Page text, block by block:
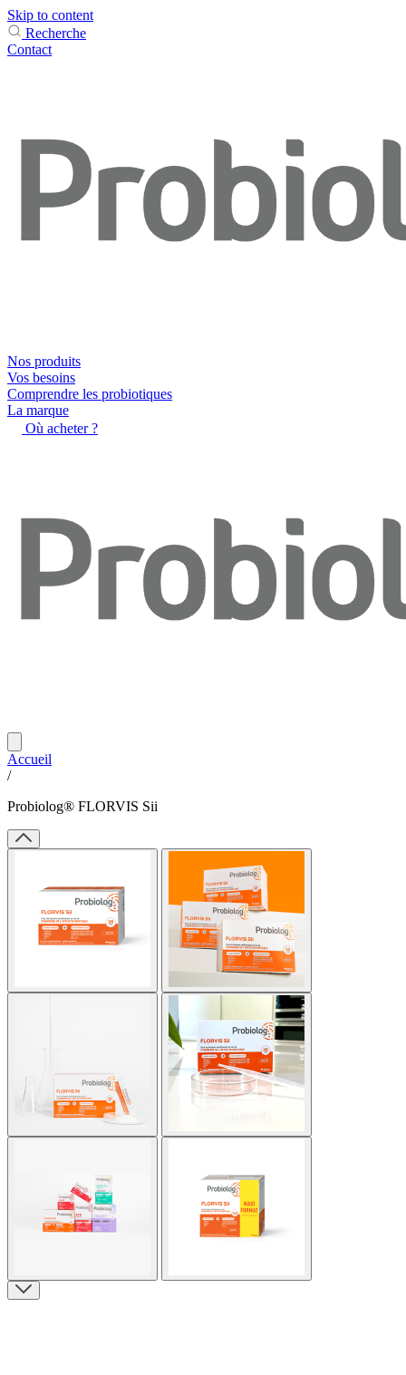
Skip to content
Recherche
Contact
Nos produits
Vos besoins
Comprendre les probiotiques
La marque
Où acheter ?
Accueil
/
Probiolog® FLORVIS Sii